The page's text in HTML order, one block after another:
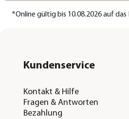
*Online gültig bis 10.08.2026 auf
Kundenservice
Kontakt & Hilfe
Fragen & Antworten
Bezahlung